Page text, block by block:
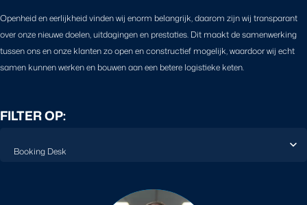
Openheid en eerlijkheid vinden wij enorm belangrijk, daarom zijn wij transparant
over onze nieuwe doelen, uitdagingen en prestaties. Dit maakt de samenwerking
tussen ons en onze klanten zo open en constructief mogelijk, waardoor wij echt
samen kunnen werken en bouwen aan een betere logistieke keten.
FILTER OP: